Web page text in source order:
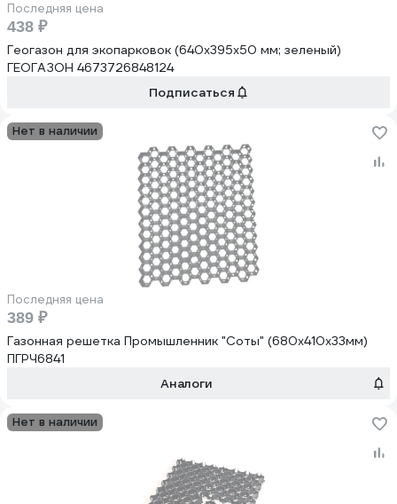
Последняя цена
438 ₽
Геогазон для экопарковок (640х395х50 мм; зеленый)
ГЕОГАЗОН 4673726848124
Подписаться
Нет в наличии
Последняя цена
389 ₽
Газонная решетка Промышленник "Соты" (680x410x33мм)
ПГРЧ6841
Аналоги
Нет в наличии